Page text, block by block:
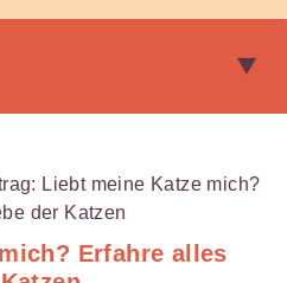
Erfahre alles